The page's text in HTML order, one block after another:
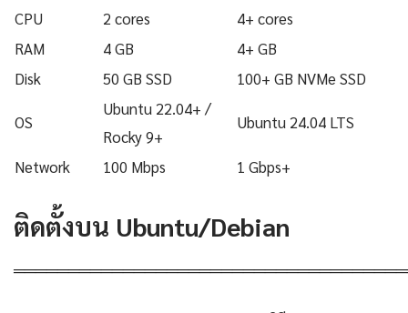
CPU
2 cores
4+ cores
RAM
4 GB
4+ GB
Disk
50 GB SSD 100+ GB NVMe SSD
OS
Ubuntu 22.04+ /
Rocky 9+
Ubuntu 24.04 LTS
Network 100 Mbps 1 Gbps+
ติดตั้งบน Ubuntu/Debian